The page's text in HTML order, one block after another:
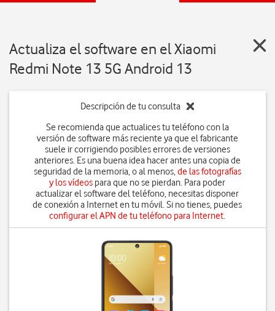
Actualiza el software en el Xiaomi
Redmi Note 13 5G Android 13
Descripción de tu consulta
Se recomienda que actualices tu teléfono con la
versión de software más reciente ya que el fabricante
suele ir corrigiendo posibles errores de versiones
anteriores. Es una buena idea hacer antes una copia de
seguridad de la memoria, o al menos,de las fotografías
y los vídeos para que no se pierdan. Para poder
actualizar el software del teléfono, necesitas disponer
de conexión a Internet en tu móvil. Si no tienes, puedes
configurar el APN de tu teléfono para Internet.